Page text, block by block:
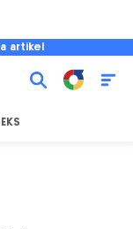
artikel